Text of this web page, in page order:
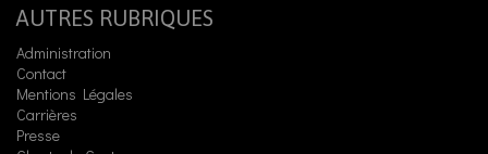
AUTRES RUBRIQUES
Administration
Contact
Mentions Légales
Carrières
Presse